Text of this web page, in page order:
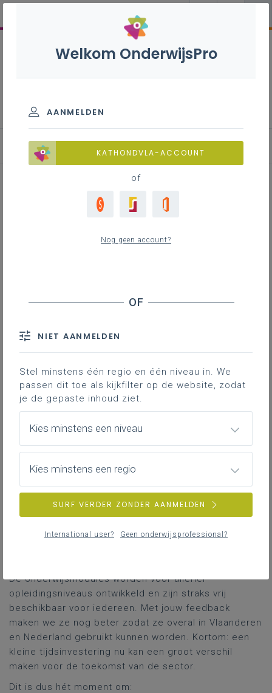
Blog
Help je mee de Energie(k)
Zin omfeedback te geven op de nieuwe
energietransitie gaan opleiden?
De projectpartners van het Energie(k) Onderwijs
project nodigen alle Vlaamse en Nederlandse
medewerkers van onderwijsinstellingen,
ondernemingen en sectororganisaties uit de
sectorenBouw & Installatieuit om hun
nieuw ontwikkelde leermiddelen
te ontdekken en
We starten met korte
modulepitches
vol nieuwe onderwijsmodules
die écht gaan helpen om (toekomstige) vakmensen in
Vlaanderen en Zuid-Nederland op te leiden, om- en bij
De onderwijsmodules worden voor allerlei
opleidingsniveaus ontwikkeld en zijn straks vrij
beschikbaar voor iedereen. Met jouw feedback
maken we ze nog beter zodat ze overal in Vlaanderen
en Nederland gebruikt kunnen worden. Kortom: een
kleine tijdsinvestering nu kan een groot verschil
maken voor de toekomst van de sector.
Dit is dus hét moment om:
Welkom OnderwijsPro
AANMELDEN
KATHONDVLA-ACCOUNT
of
Nog geen account?
NIET AANMELDEN
Stel minstens één regio en één niveau in. We
passen dit toe als kijkfilter op de website, zodat
je de gepaste inhoud ziet.
Kies minstens een niveau
Kies minstens een regio
SURF VERDER ZONDER AANMELDEN
International user? Geen onderwijsprofessional?